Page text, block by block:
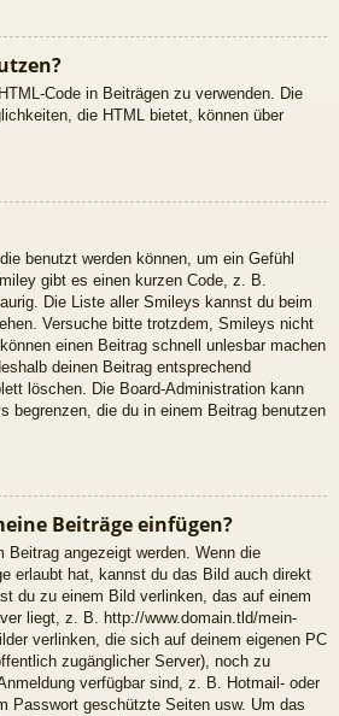
Code in Beiträgen zu verwenden. Die
die HTML bietet, können über
benutzt werden können, um ein Gefühl
gibt es einen kurzen Code, z. B.
Die Liste aller Smileys kannst du beim
Versuche bitte trotzdem, Smileys nicht
einen Beitrag schnell unlesbar machen
deinen Beitrag entsprechend
löschen. Die Board-Administration kann
begrenzen, die du in einem Beitrag benutzen
Beiträge einfügen?
Beitrag angezeigt werden. Wenn die
erlaubt hat, kannst du das Bild auch direkt
du zu einem Bild verlinken, das auf einem
liegt, z. B. http://www.domain.tld/mein-
verlinken, die sich auf deinem eigenen PC
zugänglicher Server), noch zu
verfügbar sind, z. B. Hotmail- oder
Passwort geschützte Seiten usw. Um das